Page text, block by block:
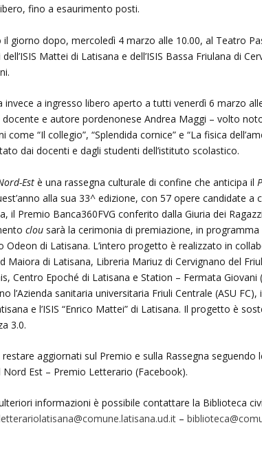
fino a esaurimento posti.
giorno dopo, mercoledì 4 marzo alle 10.00, al Teatro
Mattei di Latisana e dell’ISIS Bassa Friulana di
a ingresso libero aperto a tutti venerdì 6 marzo alle
docente e autore pordenonese Andrea Maggi – volto
come “Il collegio”, “Splendida cornice” e “La fisica
dai docenti e dagli studenti dell’istituto scolastico.
Est è una rassegna culturale di confine che anticipa il
alla sua 33^ edizione, con 57 opere candidate a
il Premio Banca360FVG conferito dalla Giuria dei
clou sarà la cerimonia di premiazione, in
di Latisana. L’intero progetto è realizzato in
Maiora di Latisana, Libreria Mariuz di Cervignano del
Centro Epoché di Latisana e Station – Fermata Giovani
l’Azienda sanitaria universitaria Friuli Centrale (ASU
e l’ISIS “Enrico Mattei” di Latisana. Il progetto è
3.0.
aggiornati sul Premio e sulla Rassegna seguendo
Est – Premio Letterario (Facebook).
informazioni è possibile contattare la Biblioteca
–